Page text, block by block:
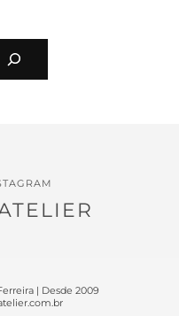
| Desde 2009